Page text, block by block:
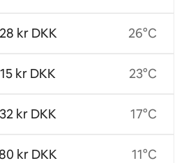
kr DKK
kr DKK
kr DKK
kr DKK
26°C
23°C
17°C
11°C